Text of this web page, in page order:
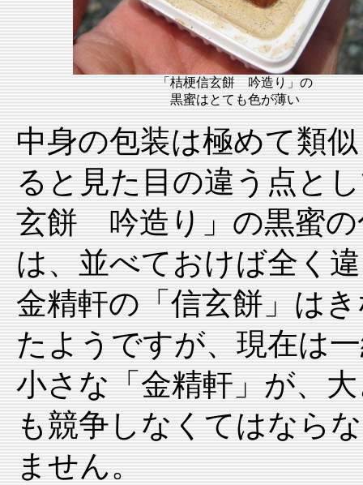
「桔梗信玄餅 吟造り」の
黒蜜はとても色が薄い
中身の包装は極めて類
ると見た目の違う点と
玄餅 吟造り」の黒蜜の
は、並べておけば全く
金精軒の「信玄餅」は
たようですが、現在は
小さな「金精軒」が、
も競争しなくてはなら
ません。